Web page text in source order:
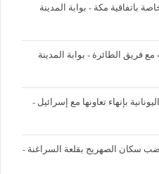
باتفاقية مكة - بوابة المدينة
فريق الطائرة - بوابة المدينة
بإنهاء تعاونها مع إسرائيل -
سكان الصهريج بقلعة السراغنة -